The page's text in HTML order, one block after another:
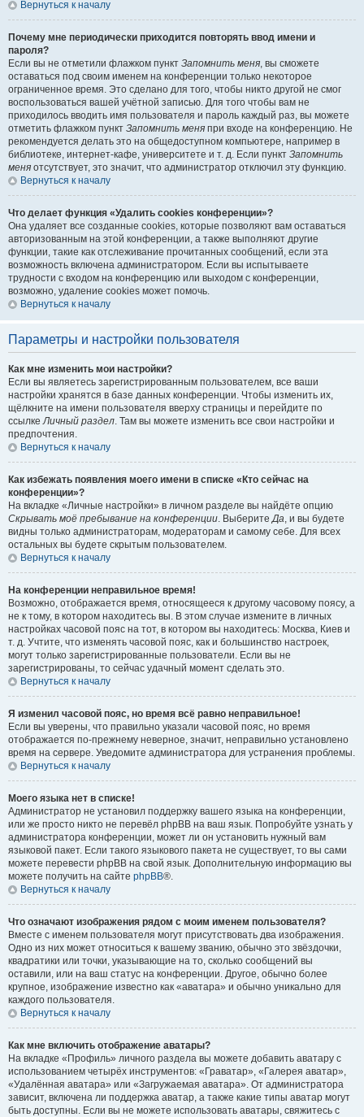
Вернуться к началу
Почему мне периодически приходится повторять ввод имени и
пароля?
Если вы не отметили флажком пункт Запомнить меня, вы сможете
оставаться под своим именем на конференции только некоторое
ограниченное время. Это сделано для того, чтобы никто другой не смог
воспользоваться вашей учётной записью. Для того чтобы вам не
приходилось вводить имя пользователя и пароль каждый раз, вы можете
отметить флажком пункт Запомнить меня при входе на конференцию. Не
рекомендуется делать это на общедоступном компьютере, например в
библиотеке, интернет-кафе, университете и т. д. Если пункт Запомнить
меня отсутствует, это значит, что администратор отключил эту функцию.
Вернуться к началу
Что делает функция «Удалить cookies конференции»?
Она удаляет все созданные cookies, которые позволяют вам оставаться
авторизованным на этой конференции, а также выполняют другие
функции, такие как отслеживание прочитанных сообщений, если эта
возможность включена администратором. Если вы испытываете
трудности с входом на конференцию или выходом с конференции,
возможно, удаление cookies может помочь.
Вернуться к началу
Параметры и настройки пользователя
Как мне изменить мои настройки?
Если вы являетесь зарегистрированным пользователем, все ваши
настройки хранятся в базе данных конференции. Чтобы изменить их,
щёлкните на имени пользователя вверху страницы и перейдите по
ссылкеЛичный раздел. Там вы можете изменить все свои настройки и
предпочтения.
Вернуться к началу
Как избежать появления моего имени в списке «Кто сейчас на
конференции»?
На вкладке «Личные настройки» в личном разделе вы найдёте опцию
Скрывать моё пребывание на конференции. ВыберитеДа, и вы будете
видны только администраторам, модераторам и самому себе. Для всех
остальных вы будете скрытым пользователем.
Вернуться к началу
На конференции неправильное время!
Возможно, отображается время, относящееся к другому часовому поясу, а
не к тому, в котором находитесь вы. В этом случае измените в личных
настройках часовой пояс на тот, в котором вы находитесь: Москва, Киев и
т. д. Учтите, что изменять часовой пояс, как и большинство настроек,
могут только зарегистрированные пользователи. Если вы не
зарегистрированы, то сейчас удачный момент сделать это.
Вернуться к началу
Я изменил часовой пояс, но время всё равно неправильное!
Если вы уверены, что правильно указали часовой пояс, но время
отображается по-прежнему неверное, значит, неправильно установлено
время на сервере. Уведомите администратора для устранения проблемы.
Вернуться к началу
Моего языка нет в списке!
Администратор не установил поддержку вашего языка на конференции,
или же просто никто не перевёл phpBB на ваш язык. Попробуйте узнать у
администратора конференции, может ли он установить нужный вам
языковой пакет. Если такого языкового пакета не существует, то вы сами
можете перевести phpBB на свой язык. Дополнительную информацию вы
можете получить на сайте phpBB®.
Вернуться к началу
Что означают изображения рядом с моим именем пользователя?
Вместе с именем пользователя могут присутствовать два изображения.
Одно из них может относиться к вашему званию, обычно это звёздочки,
квадратики или точки, указывающие на то, сколько сообщений вы
оставили, или на ваш статус на конференции. Другое, обычно более
крупное, изображение известно как «аватара» и обычно уникально для
каждого пользователя.
Вернуться к началу
Как мне включить отображение аватары?
На вкладке «Профиль» личного раздела вы можете добавить аватару с
использованием четырёх инструментов: «Граватар», «Галерея аватар»,
«Удалённая аватара» или «Загружаемая аватара». От администратора
зависит, включена ли поддержка аватар, а также какие типы аватар могут
быть доступны. Если вы не можете использовать аватары, свяжитесь с